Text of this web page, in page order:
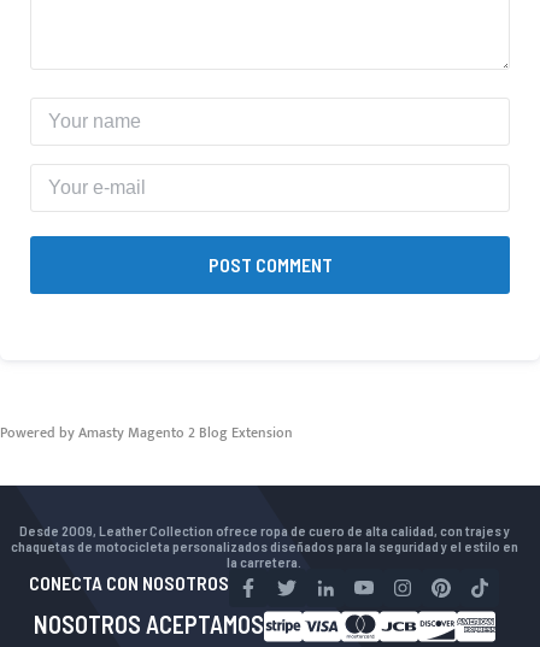
POST COMMENT
Powered by Amasty Magento 2 Blog Extension
Desde 2009, Leather Collection ofrece ropa de cuero de alta calidad, con trajes y
chaquetas de motocicleta personalizados diseñados para la seguridad y el estilo en
la carretera.
CONECTA CON NOSOTROS
NOSOTROS ACEPTAMOS